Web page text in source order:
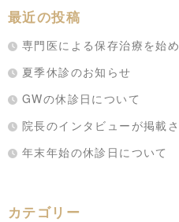
最近の投稿
専門医による保存治療を始
夏季休診のお知らせ
GWの休診日について
院長のインタビューが掲載
年末年始の休診日について
カテゴリー